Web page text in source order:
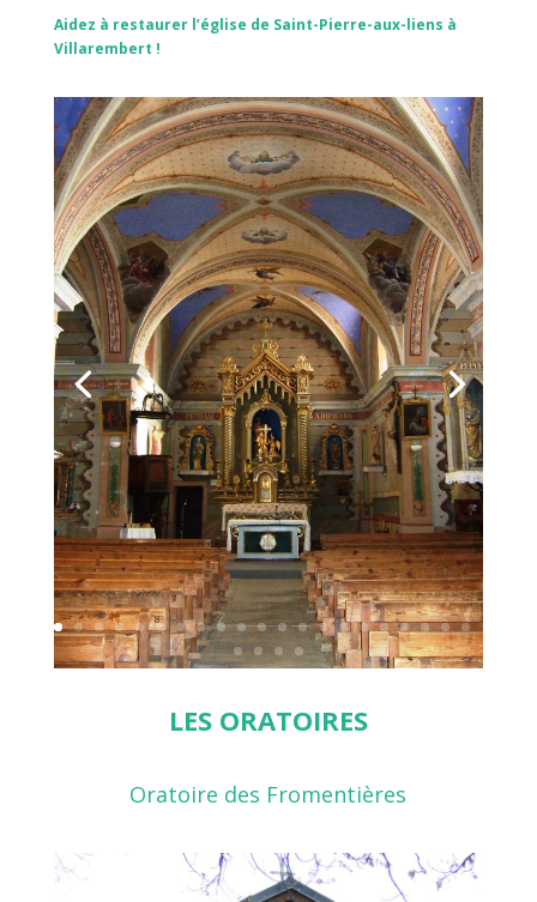
Aidez à restaurer l’église de Saint-Pierre-aux-liens à
Villarembert !
LES ORATOIRES
Oratoire des Fromentières